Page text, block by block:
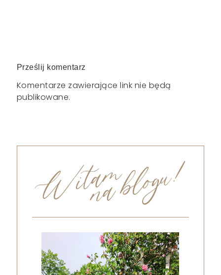
Prześlij komentarz
Komentarze zawierające link nie będą
publikowane.